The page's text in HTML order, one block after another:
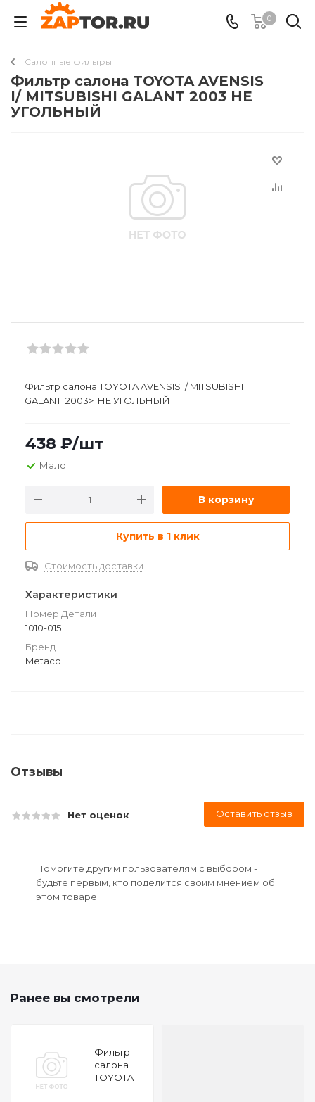
0
Салонные фильтры
Фильтр салона TOYOTA AVENSIS
I/ MITSUBISHI GALANT 2003 НЕ
УГОЛЬНЫЙ
Фильтр салона TOYOTA AVENSIS I/ MITSUBISHI
GALANT 2003> НЕ УГОЛЬНЫЙ
438 ₽/шт
Мало
В корзину
Купить в 1 клик
Стоимость доставки
Характеристики
Номер Детали
1010-015
Бренд
Metaco
Отзывы
Нет оценок Оставить отзыв
Помогите другим пользователям с выбором -
будьте первым, кто поделится своим мнением об
этом товаре
Ранее вы смотрели
Фильтр
салона
TOYOTA